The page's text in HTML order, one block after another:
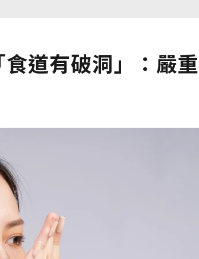
道有破洞」：嚴